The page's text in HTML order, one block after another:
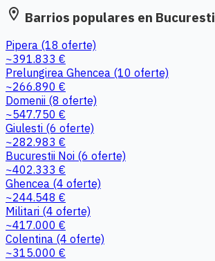
location_on Barrios populares en Bucuresti
Pipera (18 oferte)
~391.833 €
Prelungirea Ghencea (10 oferte)
~266.890 €
Domenii (8 oferte)
~547.750 €
Giulesti (6 oferte)
~282.983 €
Bucurestii Noi (6 oferte)
~402.333 €
Ghencea (4 oferte)
~244.548 €
Militari (4 oferte)
~417.000 €
Colentina (4 oferte)
~315.000 €